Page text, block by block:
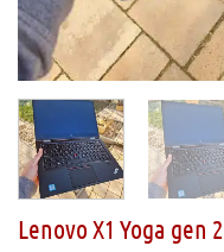
Lenovo X1 Yoga gen 2